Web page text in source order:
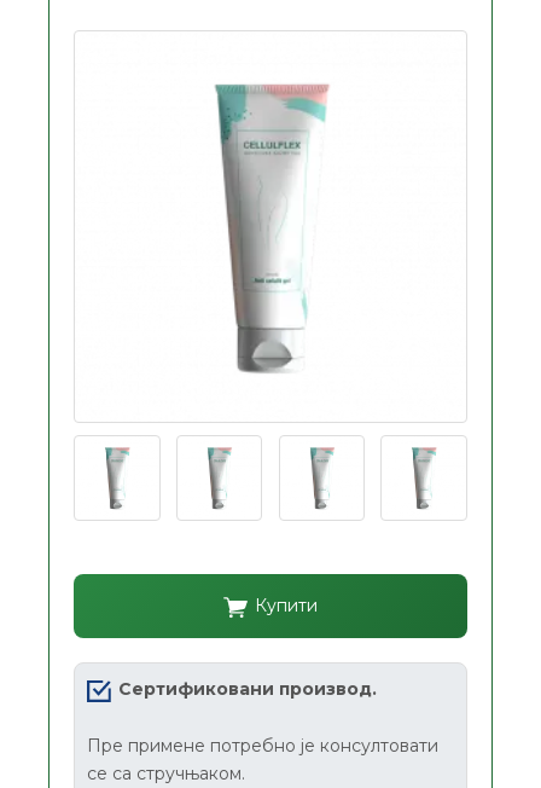
Купити
Сертификовани производ.
Пре примене потребно је консултовати
се са стручњаком.